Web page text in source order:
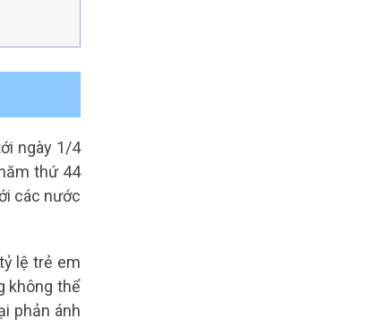
ngày 1/4
thứ 44
các nước
lệ trẻ em
không thể
phản ánh